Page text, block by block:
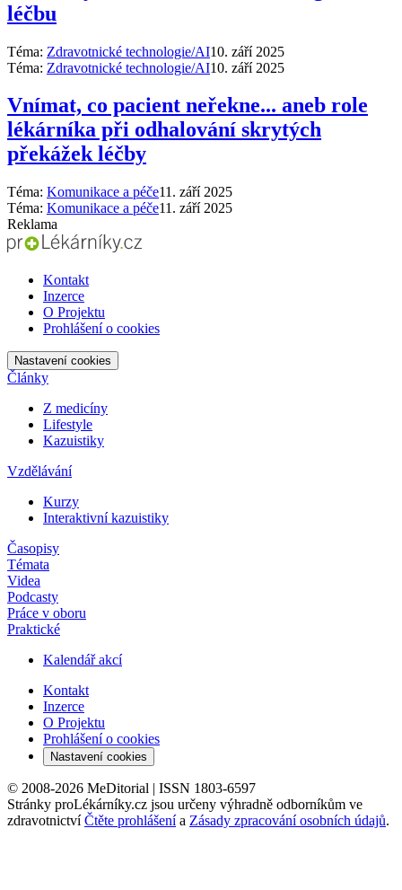
léčbu
Téma: Zdravotnické technologie/AI10. září 2025
Téma: Zdravotnické technologie/AI10. září 2025
Vnímat, co pacient neřekne... aneb role
lékárníka při odhalování skrytých
překážek léčby
Téma: Komunikace a péče11. září 2025
Téma: Komunikace a péče11. září 2025
Reklama
Kontakt
Inzerce
O Projektu
Prohlášení o cookies
Nastavení cookies
Články
Z medicíny
Lifestyle
Kazuistiky
Vzdělávání
Kurzy
Interaktivní kazuistiky
Časopisy
Témata
Videa
Podcasty
Práce v oboru
Praktické
Kalendář akcí
Kontakt
Inzerce
O Projektu
Prohlášení o cookies
Nastavení cookies
© 2008-2026 MeDitorial | ISSN 1803-6597
Stránky proLékárníky.cz jsou určeny výhradně odborníkům ve
zdravotnictvíČtěte prohlášenía Zásady zpracování osobních údajů.